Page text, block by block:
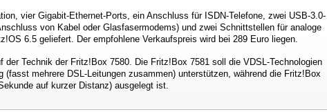
vier Gigabit-Ethernet-Ports, ein Anschluss für ISDN-Telefone, zwei USB-3.0-
von Kabel oder Glasfasermodems) und zwei Schnittstellen für analoge
6.5 geliefert. Der empfohlene Verkaufspreis wird bei 289 Euro liegen.
der Technik der Fritz!Box 7580. Die Fritz!Box 7581 soll die VDSL-Technologien
mehrere DSL-Leitungen zusammen) unterstützen, während die Fritz!Box
auf kurzer Distanz) ausgelegt ist.